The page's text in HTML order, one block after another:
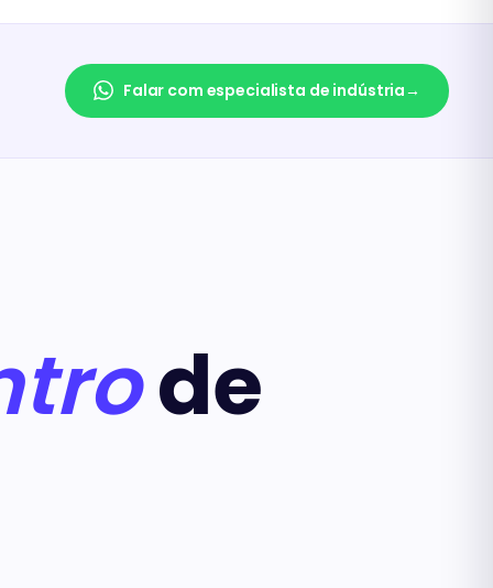
Falar com especialista de indústria→
de